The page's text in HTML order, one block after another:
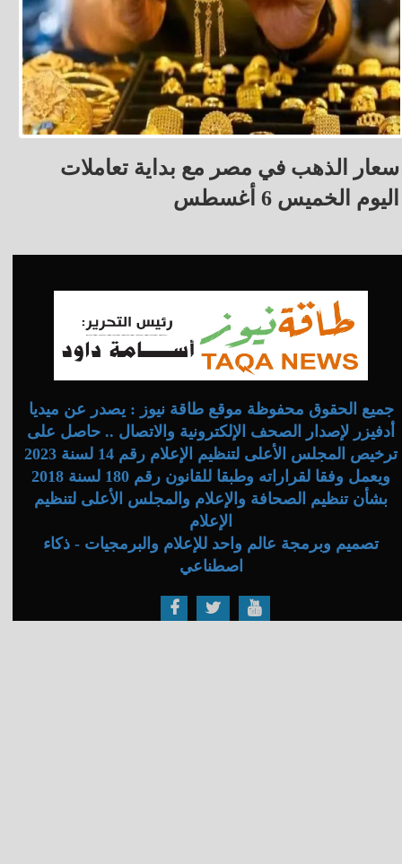
سعار الذهب في مصر مع بداية تعاملات
اليوم الخميس 6 أغسطس
جميع الحقوق محفوظة موقع طاقة نيوز : يصدر عن ميديا
أدفيزر لإصدار الصحف الإلكترونية والاتصال .. حاصل على
ترخيص المجلس الأعلى لتنظيم الإعلام رقم 14 لسنة 2023
ويعمل وفقا لقراراته وطبقا للقانون رقم 180 لسنة 2018
بشأن تنظيم الصحافة والإعلام والمجلس الأعلى لتنظيم
الإعلام
تصميم وبرمجة عالم واحد للإعلام والبرمجيات - ذكاء
اصطناعي